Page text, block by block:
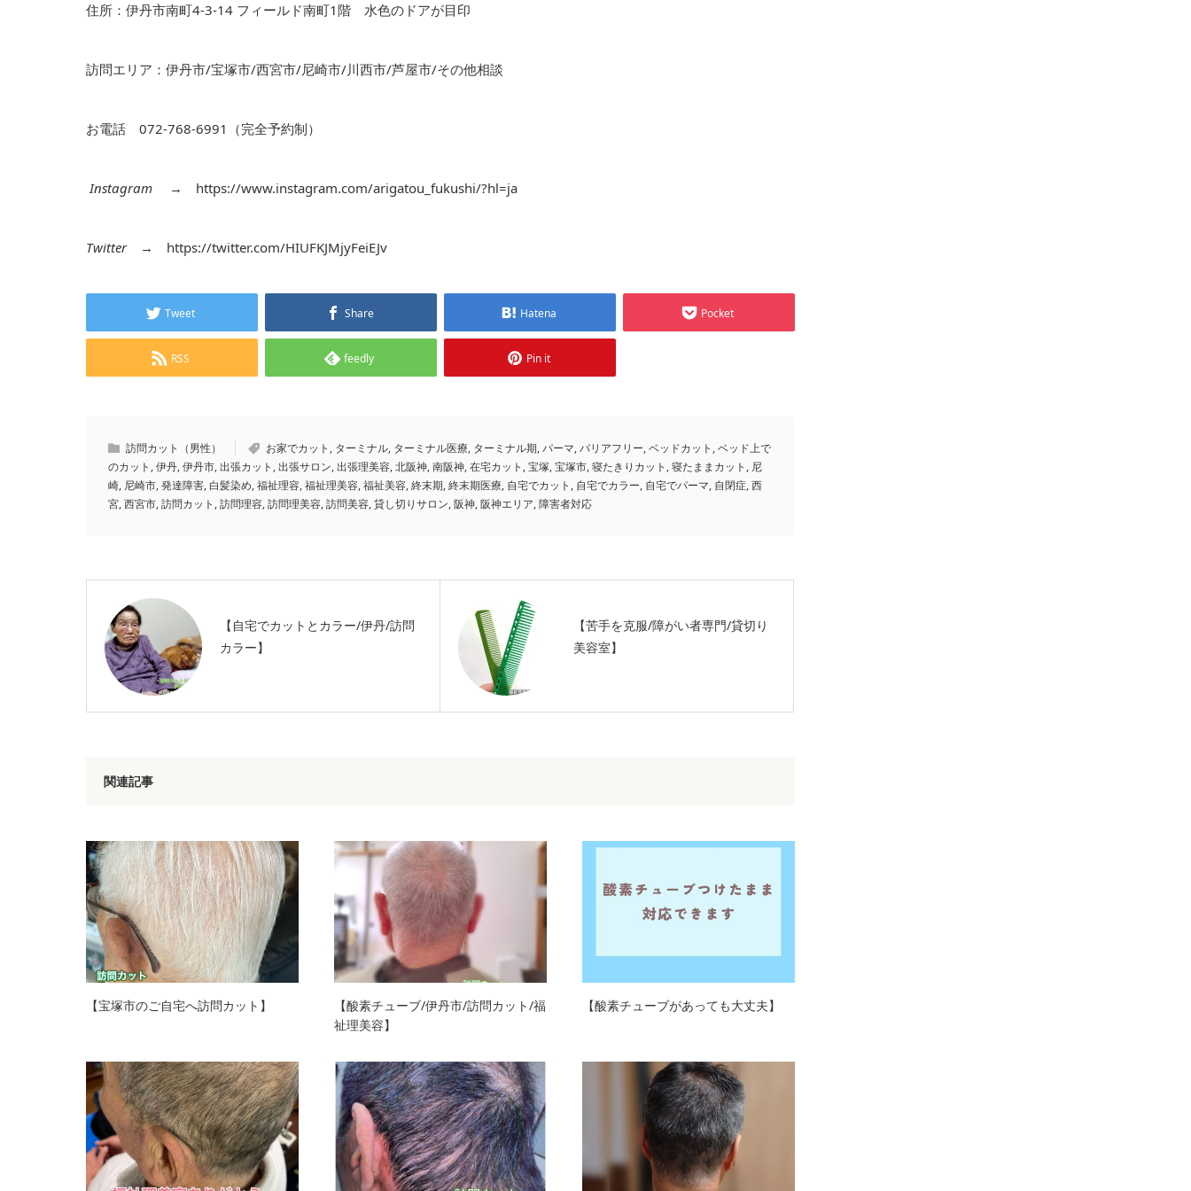
住所：伊丹市南町4-3-14 フィールド南町1階 水色のドアが目印
訪問エリア：伊丹市/宝塚市/西宮市/尼崎市/川西市/芦屋市/その他相談
お電話 072-768-6991（完全予約制）
Instagram → https://www.instagram.com/arigatou_fukushi/?hl=ja
Twitter→ https://twitter.com/HIUFKJMjyFeiEJv
Tweet Share Hatena Pocket
RSS feedly Pin it
訪問カット（男性） お家でカット , ターミナル, ターミナル医療, ターミナル期,パーマ,バリアフリー,ベッドカット ,ベッド上で
のカット ,伊丹,伊丹市,出張カット ,出張サロン,出張理美容,北阪神,南阪神,在宅カット ,宝塚,宝塚市,寝たきりカット ,寝たままカット , 尼
崎, 尼崎市,発達障害, 白髪染め,福祉理容,福祉理美容,福祉美容,終末期,終末期医療, 自宅でカット , 自宅でカラー, 自宅でパーマ, 自閉症,西
宮,西宮市,訪問カット ,訪問理容,訪問理美容,訪問美容,貸し切りサロン,阪神,阪神エリア,障害者対応
【自宅でカットとカラー/伊丹/訪問
カラー】
【苦手を克服/障がい者専門/貸切り
美容室】
関連記事
【宝塚市のご自宅へ訪問カット】
【酸素チューブ/伊丹市/訪問カット/福
祉理美容】
【酸素チューブがあっても大丈夫】